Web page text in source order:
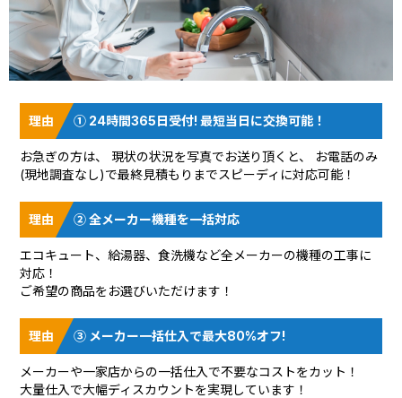
① 24時間365日受付! 最短当日に交換可能！
お急ぎの方は、 現状の状況を写真でお送り頂く と、 お電話のみ
(現地調査なし)で最終見積もりまでスピーディに対応可能！
② 全メーカー機種を一括対応
エコキュート、給湯器、食洗機など全メーカーの機種の工事に
対応！
ご希望の商品をお選びいただけます！
③ メーカー一括仕入で最大80%オフ!
メーカーや一家店からの一括仕入で不要なコストをカット！
大量仕入で大幅ディスカウントを実現しています！